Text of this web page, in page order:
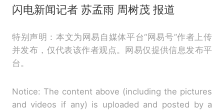
闪电新闻记者 苏孟雨 周树茂 报道
特别声明：本文为网易自媒体平台“网易号”作者上传
并发布，仅代表该作者观点。网易仅提供信息发布平
台。
Notice: The content above (including the pictures
and videos if any) is uploaded and posted by a